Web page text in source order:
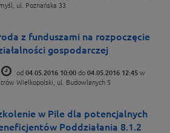
ul. Poznańska 33
z funduszami na rozpoczęcie
gospodarczej
od 04.05.2016 10:00 do 04.05.2016 12:45 w
Wielkopolski, ul. Budowlanych 5
w Pile dla potencjalnych
Poddziałania 8.1.2